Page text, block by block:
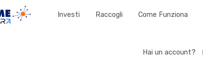
Investi Raccogli Come Funziona
Hai un account?